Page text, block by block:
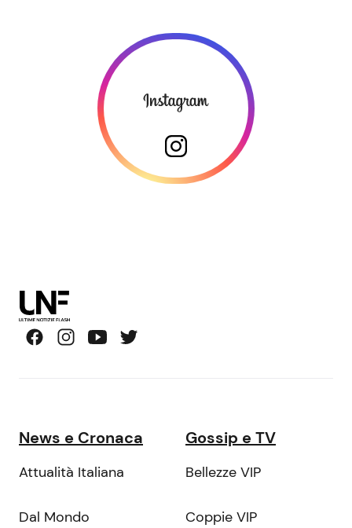
News e Cronaca
Attualità Italiana
Dal Mondo
Gossip e TV
Bellezze VIP
Coppie VIP